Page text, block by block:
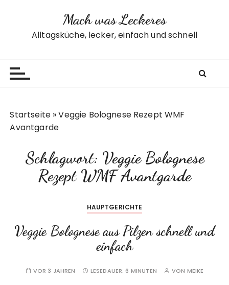
Mach was Leckeres
Alltagsküche, lecker, einfach und schnell
Startseite »Veggie Bolognese Rezept WMF
Avantgarde
Schlagwort: Veggie Bolognese
Rezept WMF Avantgarde
HAUPTGERICHTE
Veggie Bolognese aus Pilzen schnell und
einfach
VOR 3 JAHREN LESEDAUER:6 MINUTEN VON MEIKE